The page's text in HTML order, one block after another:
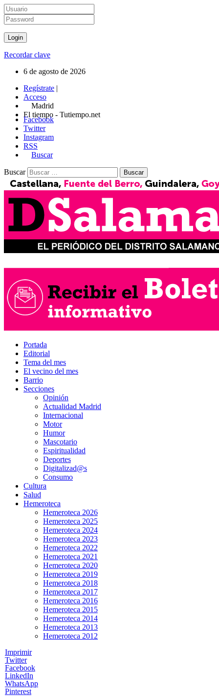
Recordar clave
6 de agosto de 2026
Regístrate |
Acceso
Madrid
El tiempo - Tutiempo.net
Facebook
Twitter
Instagram
RSS
Buscar
Buscar
Portada
Editorial
Tema del mes
El vecino del mes
Barrio
Secciones
Opinión
Actualidad Madrid
Internacional
Motor
Humor
Mascotario
Espiritualidad
Deportes
Digitalizad@s
Consumo
Cultura
Salud
Hemeroteca
Hemeroteca 2026
Hemeroteca 2025
Hemeroteca 2024
Hemeroteca 2023
Hemeroteca 2022
Hemeroteca 2021
Hemeroteca 2020
Hemeroteca 2019
Hemeroteca 2018
Hemeroteca 2017
Hemeroteca 2016
Hemeroteca 2015
Hemeroteca 2014
Hemeroteca 2013
Hemeroteca 2012
Imprimir
Twitter
Facebook
LinkedIn
WhatsApp
Pinterest